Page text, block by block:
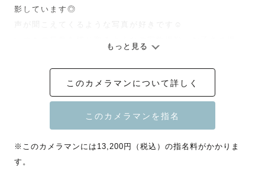
影しています◎
声が聞こえてくるような写真が好きです☺️
人見知りのお子さまでも仲良くなれることが多いです☻
わんちゃんと一緒に暮らしています🐶
カメラマンが本業です◎
全国どこへでもそのハッピー切り取りに行きます！✈️
もっと見る
このカメラマンについて詳しく
※このカメラマンには13,200円（税込）の指名料がかかりま
す。